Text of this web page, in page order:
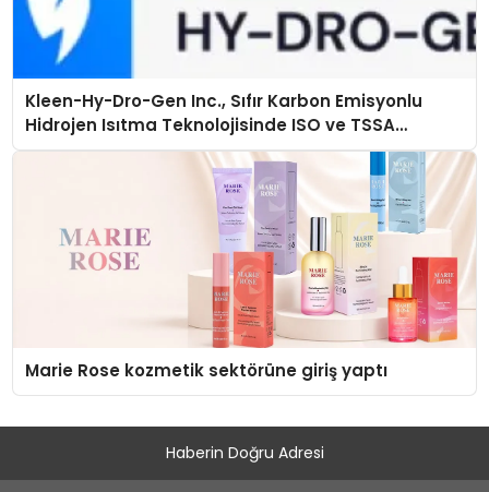
Kleen-Hy-Dro-Gen Inc., Sıfır Karbon Emisyonlu
Hidrojen Isıtma Teknolojisinde ISO ve TSSA
Düzenleyici Onaylarını Aldı
Marie Rose kozmetik sektörüne giriş yaptı
Haberin Doğru Adresi